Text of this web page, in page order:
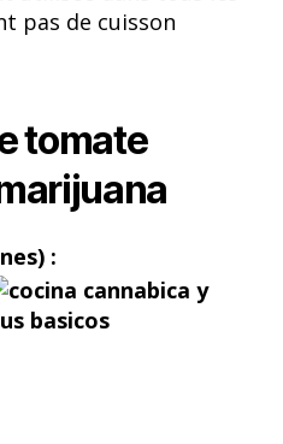
pas de cuisson
tomate
: